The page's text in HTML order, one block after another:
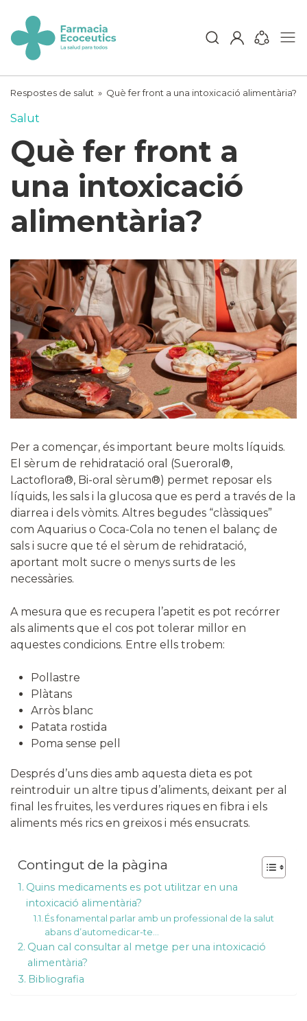
content
ecoceutics
Respostes de salut » Què fer front a una intoxicació alimentària?
Salut
Què fer front a
una intoxicació
alimentària?
Per a començar, és important beure molts líquids.
El sèrum de rehidratació oral (Sueroral®,
Lactoflora®, Bi-oral sèrum®) permet reposar els
líquids, les sals i la glucosa que es perd a través de la
diarrea i dels vòmits. Altres begudes “clàssiques”
com Aquarius o Coca-Cola no tenen el balanç de
sals i sucre que té el sèrum de rehidratació,
aportant molt sucre o menys surts de les
necessàries.
A mesura que es recupera l’apetit es pot recórrer
als aliments que el cos pot tolerar millor en
aquestes condicions. Entre ells trobem:
Pollastre
Plàtans
Arròs blanc
Patata rostida
Poma sense pell
Després d’uns dies amb aquesta dieta es pot
reintroduir un altre tipus d’aliments, deixant per al
final les fruites, les verdures riques en fibra i els
aliments més rics en greixos i més ensucrats.
Contingut de la pàgina
Quins medicaments es pot utilitzar en una
intoxicació alimentària?
És fonamental parlar amb un professional de la salut
abans d’automedicar-te…
Quan cal consultar al metge per una intoxicació
alimentària?
Bibliografia